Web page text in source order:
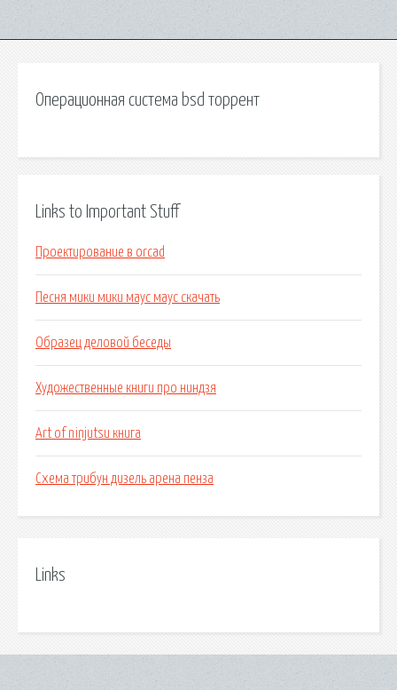
Операционная система bsd торрент
Links to Important Stuff
Проектирование в orcad
Песня мики мики маус маус скачать
Образец деловой беседы
Художественные книги про ниндзя
Art of ninjutsu книга
Схема трибун дизель арена пенза
Links